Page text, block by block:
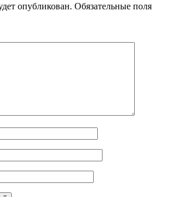
опубликован. Обязательные поля